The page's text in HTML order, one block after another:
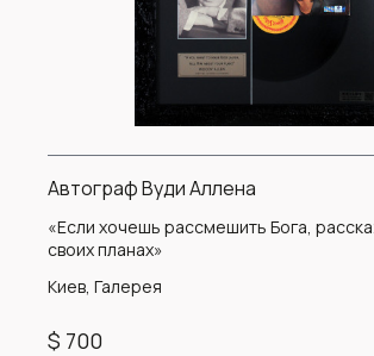
Автограф Вуди Аллена
«Если хочешь рассмешить Бога,
своих планах»
Киев, Галерея
$ 700